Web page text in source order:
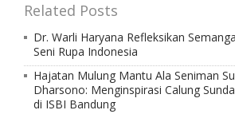
Related Posts
Dr. Warli Haryana Refleksikan
Seni Rupa Indonesia
Hajatan Mulung Mantu Ala Seniman
Dharsono: Menginspirasi Calung
di ISBI Bandung